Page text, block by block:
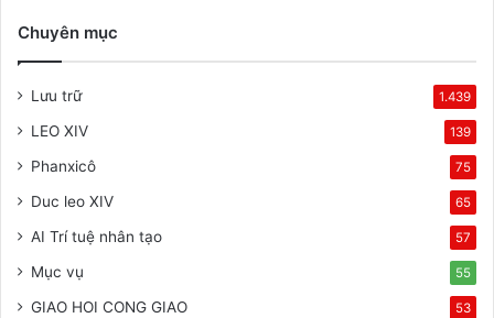
Chuyên mục
Lưu trữ 1.439
LEO XIV 139
Phanxicô 75
Duc leo XIV 65
AI Trí tuệ nhân tạo 57
Mục vụ 55
GIAO HOI CONG GIAO 53